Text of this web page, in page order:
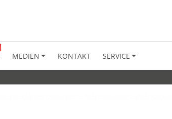
MEDIEN KONTAKT SERVICE